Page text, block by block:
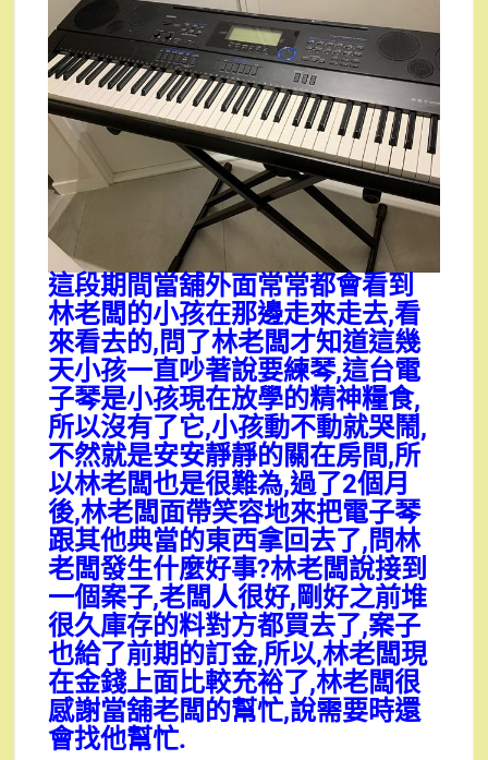
這段期間當舖外面常常都會看到
林老闆的小孩在那邊走來走去,看
來看去的,問了林老闆才知道這幾
天小孩一直吵著說要練琴,這台電
子琴是小孩現在放學的精神糧食,
所以沒有了它,小孩動不動就哭鬧,
不然就是安安靜靜的關在房間,所
以林老闆也是很難為,過了2個月
後,林老闆面帶笑容地來把電子琴
跟其他典當的東西拿回去了,問林
老闆發生什麼好事?林老闆說接到
一個案子,老闆人很好,剛好之前堆
很久庫存的料對方都買去了,案子
也給了前期的訂金,所以,林老闆現
在金錢上面比較充裕了,林老闆很
感謝當舖老闆的幫忙,說需要時還
會找他幫忙.